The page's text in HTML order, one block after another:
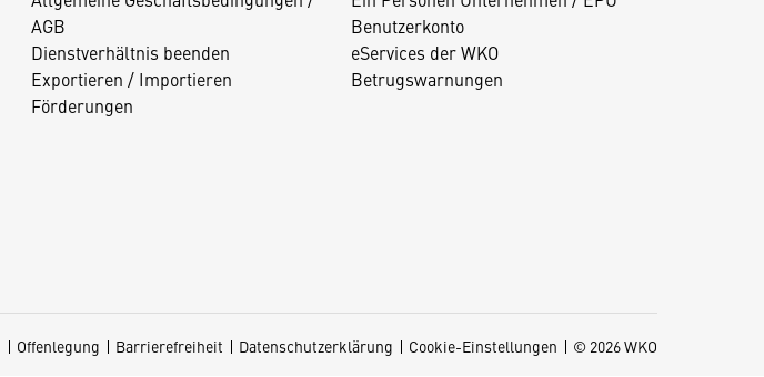
AGB
Dienstverhältnis beenden
Exportieren / Importieren
Förderungen
Benutzerkonto
eServices der WKO
Betrugswarnungen
Offenlegung Barrierefreiheit Datenschutzerklärung Cookie-Einstellungen © 2026 WKO